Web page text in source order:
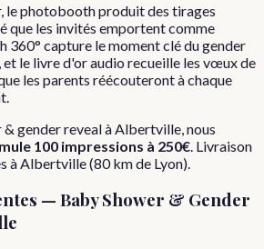
le photobooth produit des tirages
que les invités emportent comme
360° capture le moment clé du gender
le livre d'or audio recueille les vœux de
les parents réécouteront à chaque
gender revealà Albertville , nous
100 impressions à 250€ . Livraison
à Albertville(80km de Lyon).
— Baby Shower & Gender